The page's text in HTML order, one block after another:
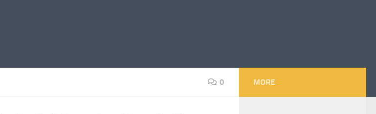
0 MORE